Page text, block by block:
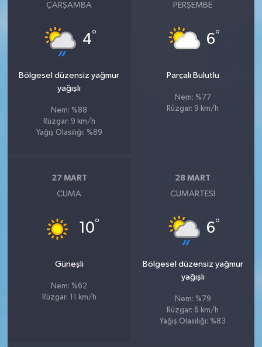
ÇARŞAMBA
4°
Bölgesel düzensiz yağmur
yağışlı
Nem: %88
Rüzgar: 9 km/h
Yağış Olasılığı: %89
PERŞEMBE
6°
Parçalı Bulutlu
Nem: %77
Rüzgar: 9 km/h
27 MART
CUMA
10°
Güneşli
Nem: %62
Rüzgar: 11 km/h
28 MART
CUMARTESI
6°
Bölgesel düzensiz yağmur
yağışlı
Nem: %79
Rüzgar: 6 km/h
Yağış Olasılığı: %83